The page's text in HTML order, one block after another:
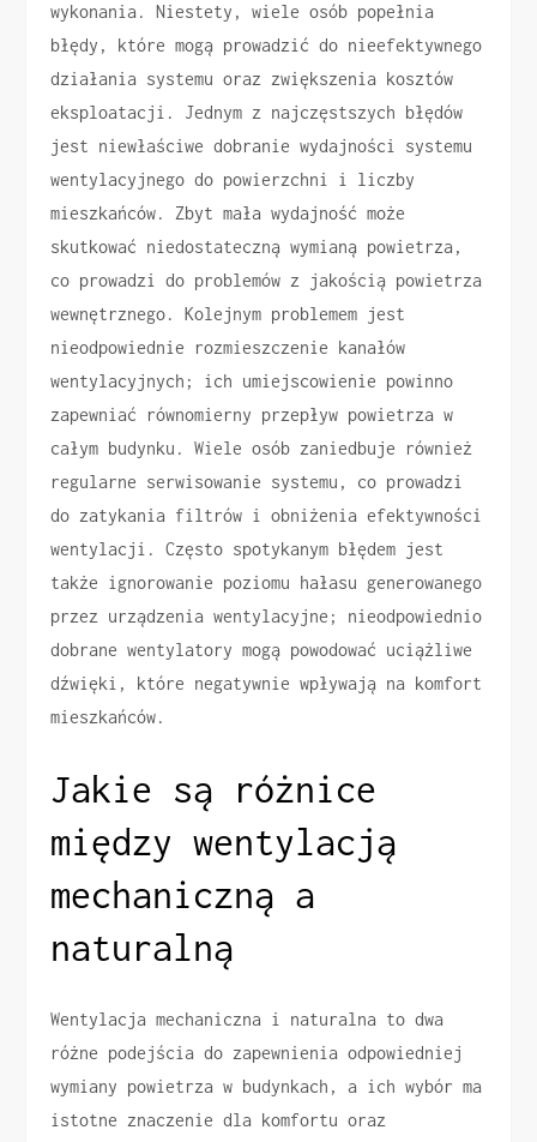
wykonania. Niestety, wiele osób popełnia
błędy, które mogą prowadzić do nieefektywnego
działania systemu oraz zwiększenia kosztów
eksploatacji. Jednym z najczęstszych błędów
jest niewłaściwe dobranie wydajności systemu
wentylacyjnego do powierzchni i liczby
mieszkańców. Zbyt mała wydajność może
skutkować niedostateczną wymianą powietrza,
co prowadzi do problemów z jakością powietrza
wewnętrznego. Kolejnym problemem jest
nieodpowiednie rozmieszczenie kanałów
wentylacyjnych; ich umiejscowienie powinno
zapewniać równomierny przepływ powietrza w
całym budynku. Wiele osób zaniedbuje również
regularne serwisowanie systemu, co prowadzi
do zatykania filtrów i obniżenia efektywności
wentylacji. Często spotykanym błędem jest
także ignorowanie poziomu hałasu generowanego
przez urządzenia wentylacyjne; nieodpowiednio
dobrane wentylatory mogą powodować uciążliwe
dźwięki, które negatywnie wpływają na komfort
mieszkańców.
Jakie są różnice
między wentylacją
mechaniczną a
naturalną
Wentylacja mechaniczna i naturalna to dwa
różne podejścia do zapewnienia odpowiedniej
wymiany powietrza w budynkach, a ich wybór ma
istotne znaczenie dla komfortu oraz